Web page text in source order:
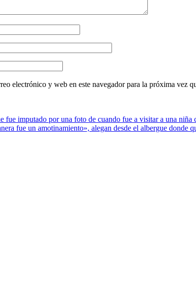
electrónico y web en este navegador para la próxima vez
fue imputado por una foto de cuando fue a visitar a una niña
fue un amotinamiento», alegan desde el albergue donde